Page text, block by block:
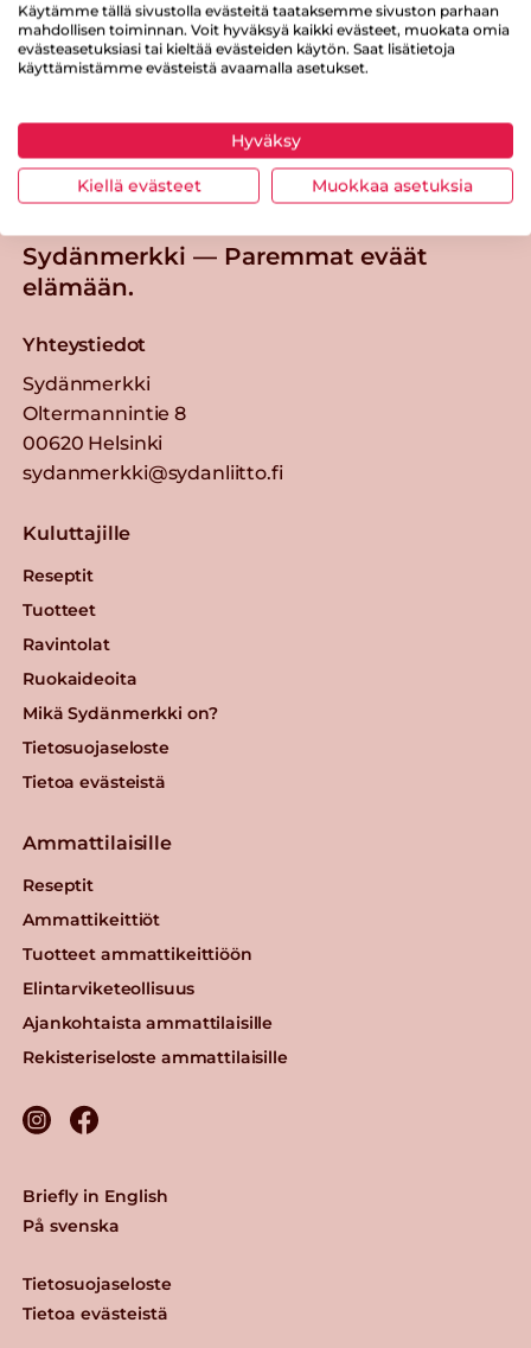
Tästä merkistä tunnistat
Sydänmerkki-tuotteen
Takaisin ylös
Sydänmerkki — Paremmat eväät
elämään.
Yhteystiedot
Sydänmerkki
Oltermannintie 8
00620 Helsinki
sydanmerkki@sydanliitto.fi
Kuluttajille
Reseptit
Tuotteet
Ravintolat
Ruokaideoita
Mikä Sydänmerkki on?
Tietosuojaseloste
Tietoa evästeistä
Ammattilaisille
Reseptit
Ammattikeittiöt
Tuotteet ammattikeittiöön
Elintarviketeollisuus
Ajankohtaista ammattilaisille
Rekisteriseloste ammattilaisille
Tietosuojaseloste
Tietoa evästeistä
Briefly in English
På svenska
Käytämme tällä sivustolla evästeitä taataksemme sivuston parhaan
mahdollisen toiminnan. Voit hyväksyä kaikki evästeet, muokata omia
evästeasetuksiasi tai kieltää evästeiden käytön. Saat lisätietoja
käyttämistämme evästeistä avaamalla asetukset.
Hyväksy
Kiellä evästeet Muokkaa asetuksia